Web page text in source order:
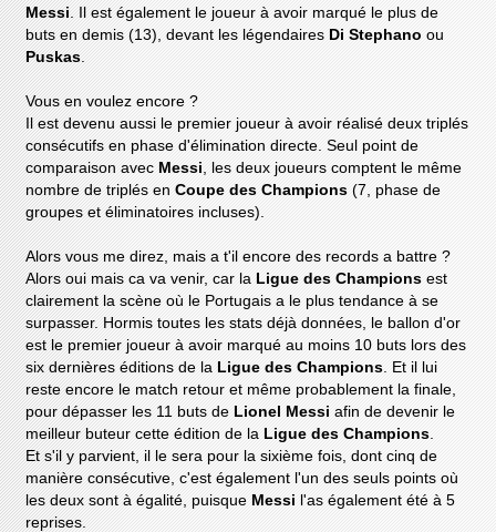
Messi. Il est également le joueur à avoir marqué le plus de
buts en demis (13), devant les légendaires Di Stephano ou
Puskas.
Vous en voulez encore ?
Il est devenu aussi le premier joueur à avoir réalisé deux triplés
consécutifs en phase d'élimination directe. Seul point de
comparaison avec Messi, les deux joueurs comptent le même
nombre de triplés enCoupe des Champions (7, phase de
groupes et éliminatoires incluses).
Alors vous me direz, mais a t'il encore des records a battre ?
Alors oui mais ca va venir, car la Ligue des Champions est
clairement la scène où le Portugais a le plus tendance à se
surpasser. Hormis toutes les stats déjà données, le ballon d'or
est le premier joueur à avoir marqué au moins 10 buts lors des
six dernières éditions de la Ligue des Champions. Et il lui
reste encore le match retour et même probablement la finale,
pour dépasser les 11 buts de Lionel Messi afin de devenir le
meilleur buteur cette édition de la Ligue des Champions.
Et s'il y parvient, il le sera pour la sixième fois, dont cinq de
manière consécutive, c'est également l'un des seuls points où
les deux sont à égalité, puisque Messi l'as également été à 5
reprises.